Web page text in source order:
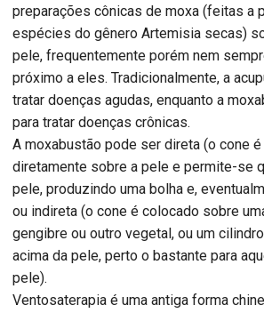
preparações cônicas de moxa (feitas a
espécies do gênero Artemisia secas)
pele, frequentemente porém nem
próximo a eles. Tradicionalmente, a
tratar doenças agudas, enquanto a
para tratar doenças crônicas.
A moxabustão pode ser direta (o cone
diretamente sobre a pele e permite-se
pele, produzindo uma bolha e,
ou indireta (o cone é colocado sobre
gengibre ou outro vegetal, ou um
acima da pele, perto o bastante para
pele).
Ventosaterapia é uma antiga forma